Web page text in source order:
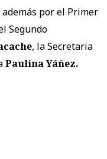
por el Primer
Segundo
, la Secretaria
Paulina Yáñez.